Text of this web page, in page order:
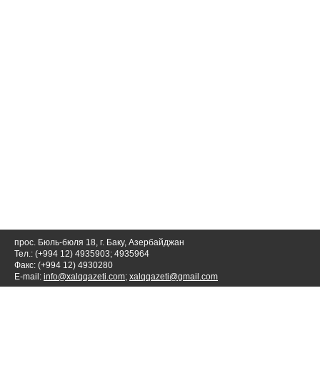
прос. Бюль-бюля 18, г. Баку, Азербайджан
Тел.: (+994 12) 4935903; 4935964
Факс: (+994 12) 4930280
E-mail: info@xalqqazeti.com; xalqqazeti@gmail.com